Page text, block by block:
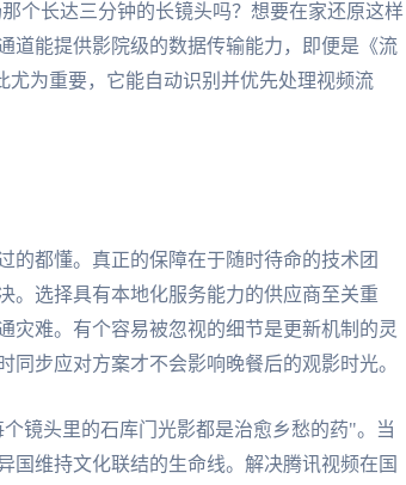
个长达三分钟的长镜头吗？想要在家还原这样
道能提供影院级的数据传输能力，即便是《流
为重要，它能自动识别并优先处理视频流
的都懂。真正的保障在于随时待命的技术团
。选择具有本地化服务能力的供应商至关重
灾难。有个容易被忽视的细节是更新机制的灵
步应对方案才不会影响晚餐后的观影时光。
镜头里的石库门光影都是治愈乡愁的药"。当
国维持文化联结的生命线。解决腾讯视频在国